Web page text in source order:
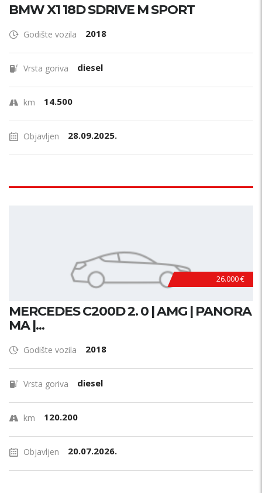
BMW X1 18D SDRIVE M SPORT
Godište vozila 2018
Vrsta goriva diesel
km 14.500
Objavljen 28.09.2025.
26.000 €
MERCEDES C200D 2. 0 | AMG | PANORA
MA |...
Godište vozila 2018
Vrsta goriva diesel
km 120.200
Objavljen 20.07.2026.